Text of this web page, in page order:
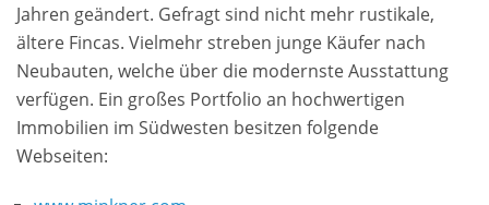
Jahren geändert. Gefragt sind nicht mehr rustikale,
ältere Fincas. Vielmehr streben junge Käufer nach
Neubauten, welche über die modernste Ausstattung
verfügen. Ein großes Portfolio an hochwertigen
Immobilien im Südwesten besitzen folgende
Webseiten: